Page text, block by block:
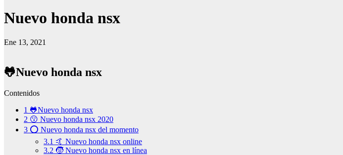
Nuevo honda nsx
Ene 13, 2021
🐸Nuevo honda nsx
Contenidos
1 🐸Nuevo honda nsx
2 😗 Nuevo honda nsx 2020
3 ⭕ Nuevo honda nsx del momento
3.1 🤙 Nuevo honda nsx online
3.2 🧒 Nuevo honda nsx en línea